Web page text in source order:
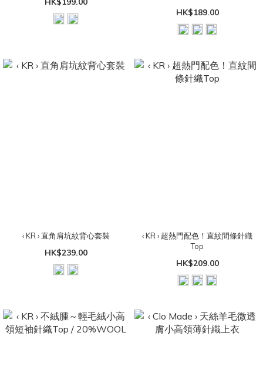
HK$189.00
‹ KR › 直角肩坑紋背心套裝
HK$239.00
‹ KR › 超熱門配色！直紋間條針織
Top
HK$209.00